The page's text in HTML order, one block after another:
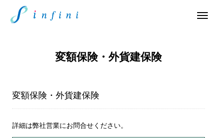
変額保険・外貨建保険
変額保険・外貨建保険
詳細は弊社営業にお問合せください。